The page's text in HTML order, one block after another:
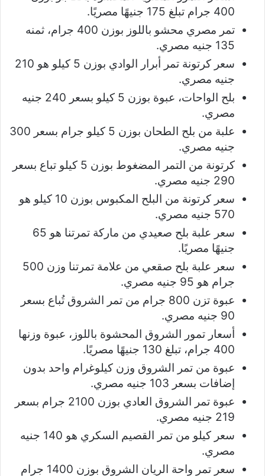
400 جرام تبلغ 175 جنيهًا مصريًا.
تمر مصري محشو باللوز بوزن 400 جرام، ثمنه
135 جنيه مصري.
سعر كرتونة تمر أبرار الوادي بوزن 5 كيلو هو 210
جنيه مصري.
بلح الواحات، عبوة بوزن 5 كيلو بسعر 240 جنيه
مصري.
علبة من بلح الطحان بوزن 5 كيلو جرام بسعر 300
جنيه مصري.
كرتونة من التمر المضغوط بوزن 5 كيلو تباع بسعر
290 جنيه مصري.
سعر كرتونة من البلح المكبوس بوزن 10 كيلو هو
570 جنيه مصري.
سعر علبة بلح صعيدي من ماركة تمرتنا هو 65
جنيهًا مصريًا.
سعر علبة بلح صقعي من علامة تمرتنا وزن 500
جرام هو 95 جنيه مصري.
عبوة تزن 800 جرام من تمر الشروق تُباع بسعر
90 جنيه مصري.
أسعار تمور الشروق المحشوة باللوز، عبوة وزنها
400 جرام، تبلغ 130 جنيهًا مصريًا.
عبوة من تمر الشروق وزن كيلوغرام واحد بدون
إضافات بسعر 103 جنيه مصري.
عبوة تمر الشروق العادي بوزن 2100 جرام بسعر
219 جنيه مصري.
سعر كيلو من تمر القصيم السكري هو 140 جنيه
مصري.
سعر تمر واحة الريان الشروق بوزن 1400 جرام